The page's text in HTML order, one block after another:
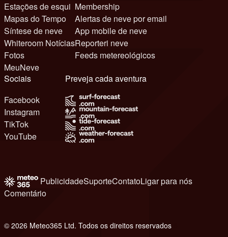
Estações de esqui
Mapas do Tempo
Síntese de neve
Whiteroom Notícias
Fotos
MeuNeve
Membership
Alertas de neve por email
App mobile de neve
Reporteri neve
Feeds metereológicos
Sociais
Facebook
Instagram
TikTok
YouTube
Preveja cada aventura
PublicidadeSuporteContatoLigar para nós
Comentário
© 2026 Meteo365 Ltd. Todos os direitos reservados